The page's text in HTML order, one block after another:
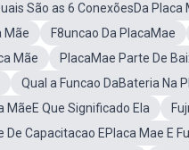
São as 6 ConexõesDa Placa
Mãe F8uncao Da PlacaMae
Mãe PlacaMae Parte De
Qual a Funcao DaBateria Na
MãeE Que Significado Ela
Capacitacao EPlaca Mae E